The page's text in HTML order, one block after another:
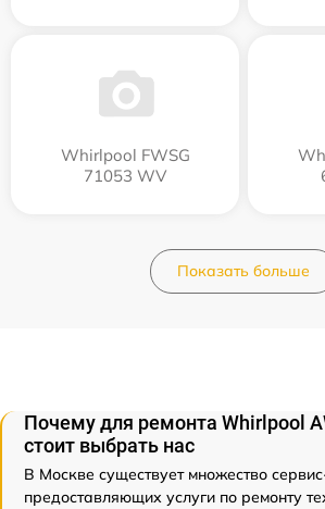
Whirlpool FWSG
71053 WV
Показать больше
Почему для ремонта Whirlpool
стоит выбрать нас
В Москве существует множество
предоставляющих услуги по ремонту